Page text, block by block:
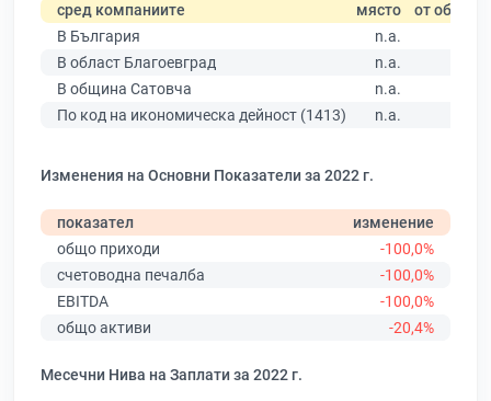
сред компаниите място от общо
В България
n.a.
В област Благоевград
n.a.
В община Сатовча
n.a.
По код на икономическа дейност (1413)
n.a.
Изменения на Основни Показатели за 2022 г.
показател
изменение
общо приходи
-100,0%
счетоводна печалба
-100,0%
EBITDA
-100,0%
общо активи
-20,4%
Месечни Нива на Заплати за 2022 г.